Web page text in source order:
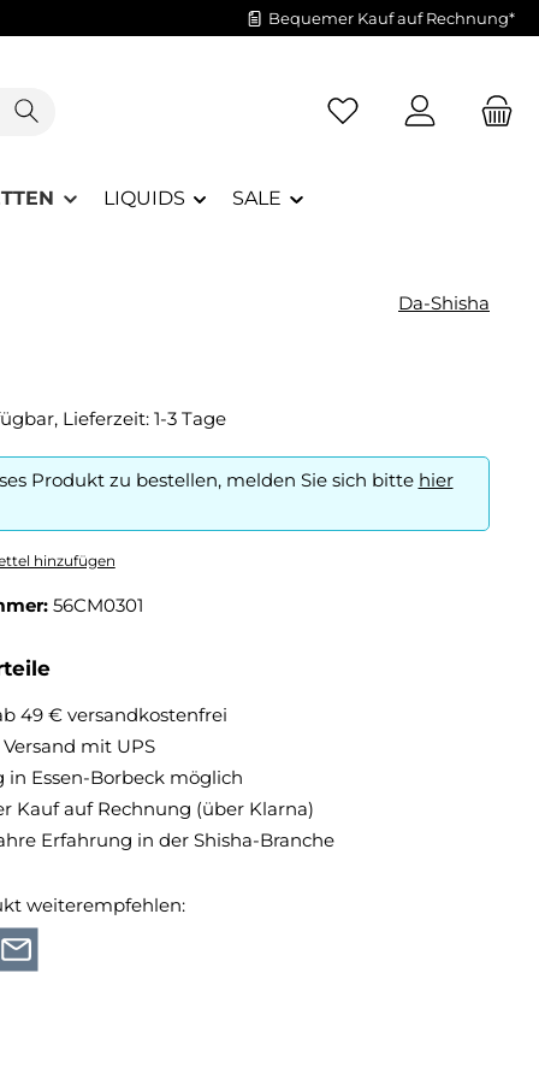
Bequemer Kauf auf Rechnung*
Du hast 0 Produkte
LIQUIDS SALE
Da-Shisha
Lieferzeit: 1-3 Tage
Produkt zu bestellen, melden Sie sich bitte hier
hinzufügen
56CM0301
49 € versandkostenfrei
mit UPS
in Essen-Borbeck möglich
Kauf auf Rechnung (über Klarna)
Erfahrung in der Shisha-Branche
weiterempfehlen: